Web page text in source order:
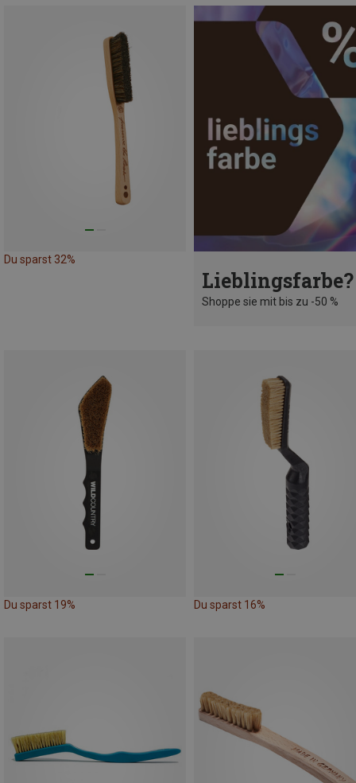
Du sparst 32%
Lieblingsfarbe?
Shoppe sie mit bis zu -50 %
Du sparst 19% Du sparst 16%